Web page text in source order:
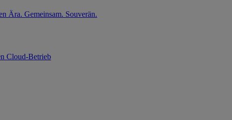
Ära. Gemeinsam. Souverän.
Cloud-Betrieb